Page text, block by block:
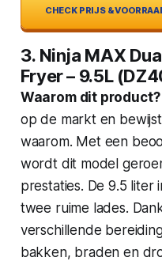
CHECK PRIJS &
3. Ninja MAX
Fryer – 9.5L
Waarom dit product?
op de markt en
waarom. Met een
wordt dit model
prestaties. De 9.5 liter
twee ruime lades.
verschillende
bakken, braden en